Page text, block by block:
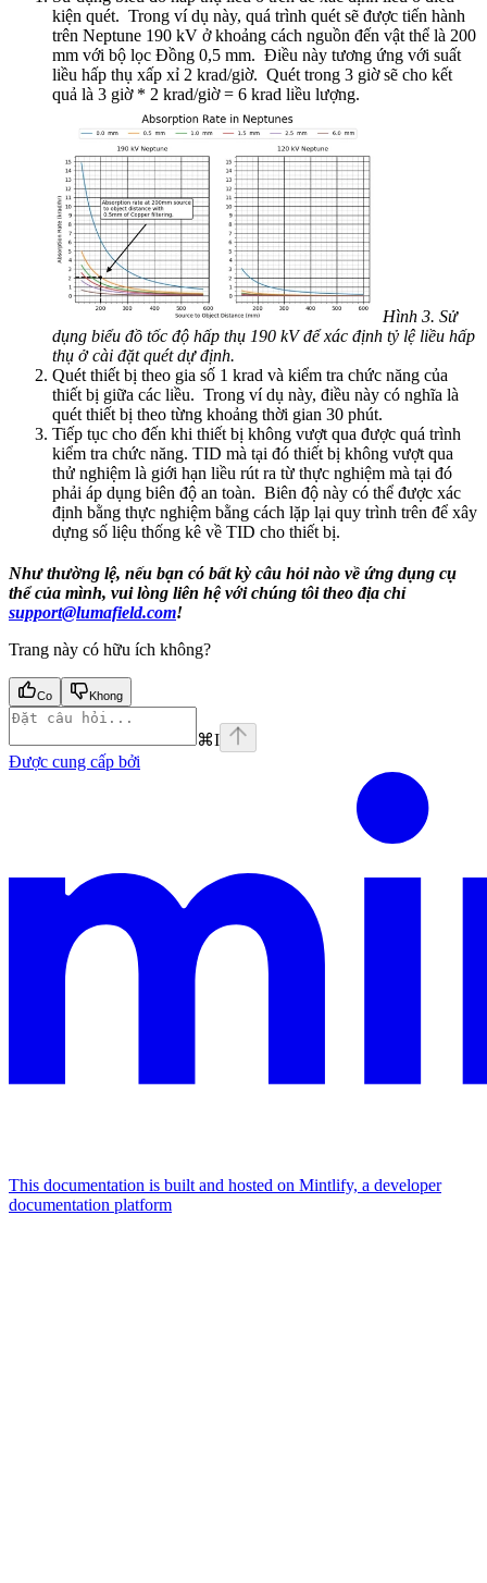
kiện quét. Trong ví dụ này, quá trình quét sẽ được tiến hành
trên Neptune 190 kV ở khoảng cách nguồn đến vật thể là 200
mm với bộ lọc Đồng 0,5 mm. Điều này tương ứng với suất
liều hấp thụ xấp xỉ 2 krad/giờ. Quét trong 3 giờ sẽ cho kết
quả là 3 giờ * 2 krad/giờ = 6 krad liều lượng.
Hình 3. Sử
dụng biểu đồ tốc độ hấp thụ 190 kV để xác định tỷ lệ liều hấp
thụ ở cài đặt quét dự định.
Quét thiết bị theo gia số 1 krad và kiểm tra chức năng của
thiết bị giữa các liều. Trong ví dụ này, điều này có nghĩa là
quét thiết bị theo từng khoảng thời gian 30 phút.
Tiếp tục cho đến khi thiết bị không vượt qua được quá trình
kiểm tra chức năng. TID mà tại đó thiết bị không vượt qua
thử nghiệm là giới hạn liều rút ra từ thực nghiệm mà tại đó
phải áp dụng biên độ an toàn. Biên độ này có thể được xác
định bằng thực nghiệm bằng cách lặp lại quy trình trên để xây
dựng số liệu thống kê về TID cho thiết bị.
Như thường lệ, nếu bạn có bất kỳ câu hỏi nào về ứng dụng cụ
thể của mình, vui lòng liên hệ với chúng tôi theo địa chỉ
support@lumafield.com!
Trang này có hữu ích không?
Co Khong
⌘I
Được cung cấp bởi
This documentation is built and hosted on Mintlify, a developer
documentation platform